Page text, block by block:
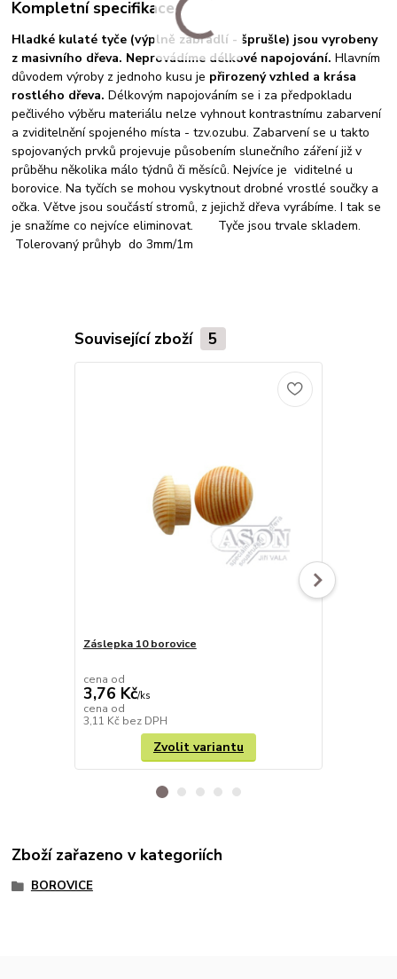
Kompletní specifikace
Hladké kulaté tyče (výplně zábradlí - šprušle) jsou vyrobeny
z masivního dřeva. Neprovádíme délkové napojování.Hlavním
důvodem výroby z jednoho kusu je přirozený vzhled a krása
rostlého dřeva.Délkovým napojováním se i za předpokladu
pečlivého výběru materiálu nelze vyhnout kontrastnímu zabarvení
a zviditelnění spojeného místa - tzv.ozubu. Zabarvení se u takto
spojovaných prvků projevuje působením slunečního záření již v
průběhu několika málo týdnů či měsíců. Nejvíce je viditelné u
borovice. Na tyčích se mohou vyskytnout drobné vrostlé součky a
očka. Větve jsou součástí stromů, z jejichž dřeva vyrábíme. I tak se
je snažíme co nejvíce eliminovat. Tyče jsou trvale skladem.
Tolerovaný průhyb do 3mm/1m
Související zboží 5
Záslepka 10 borovice
cena od
3,76 Kč/ks
cena od
3,11 Kč bez DPH
Zvolit variantu
Zboží zařazeno v kategoriích
BOROVICE